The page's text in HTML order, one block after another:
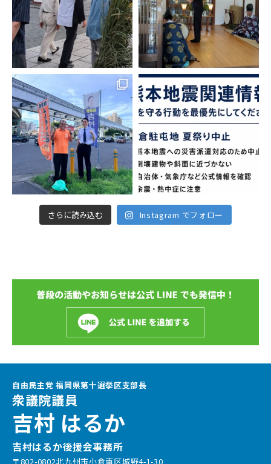
さらに読み込む Instagram でフォロー
自由民主党 福岡県第十選挙区支部長
衆議院議員
吉村 はるか
吉村はるか後援会事務所
〒802-0802北九州市小倉南区城野4-1-30